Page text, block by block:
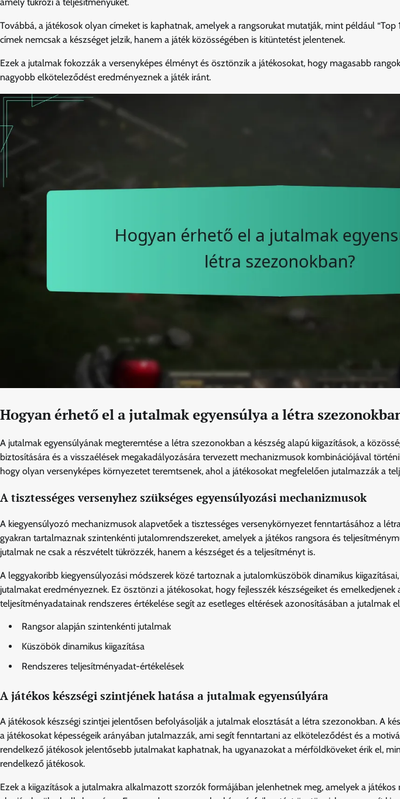
Továbbá, a játékosok olyan címeket is kaphatnak, amelyek a rangsorukat mutatják, mint például “Top
címek nemcsak a készséget jelzik, hanem a játék közösségében is kitüntetést jelentenek.
Ezek a jutalmak fokozzák a versenyképes élményt és ösztönzik a játékosokat, hogy magasabb
nagyobb elköteleződést eredményeznek a játék iránt.
Hogyan érhető el a jutalmak egyensúlya a létra
A jutalmak egyensúlyának megteremtése a létra szezonokban a készség alapú kiigazítások, a
biztosítására és a visszaélések megakadályozására tervezett mechanizmusok kombinációjával
hogy olyan versenyképes környezetet teremtsenek, ahol a játékosokat megfelelően jutalmazzák a
A tisztességes versenyhez szükséges egyensúlyozási mechanizmusok
A kiegyensúlyozó mechanizmusok alapvetőek a tisztességes versenykörnyezet fenntartásához a
gyakran tartalmaznak szintenkénti jutalomrendszereket, amelyek a játékos rangsora és
jutalmak ne csak a részvételt tükrözzék, hanem a készséget és a teljesítményt is.
A leggyakoribb kiegyensúlyozási módszerek közé tartoznak a jutalomküszöbök dinamikus
jutalmakat eredményeznek. Ez ösztönzi a játékosokat, hogy fejlesszék készségeiket és emelkedjenek
teljesítményadatainak rendszeres értékelése segít az esetleges eltérések azonosításában a jutalmak
Rangsor alapján szintenkénti jutalmak
Küszöbök dinamikus kiigazítása
Rendszeres teljesítményadat-értékelések
A játékos készségi szintjének hatása a jutalmak egyensúlyára
A játékosok készségi szintjei jelentősen befolyásolják a jutalmak elosztását a létra szezonokban. A
a játékosokat képességeik arányában jutalmazzák, ami segít fenntartani az elköteleződést és a
rendelkező játékosok jelentősebb jutalmakat kaphatnak, ha ugyanazokat a mérföldköveket érik el,
rendelkező játékosok.
Ezek a kiigazítások a jutalmakra alkalmazott szorzók formájában jelenhetnek meg, amelyek a